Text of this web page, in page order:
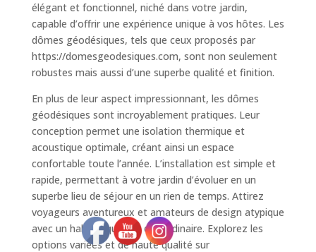
élégant et fonctionnel, niché dans votre jardin,
capable d’offrir une expérience unique à vos hôtes. Les
dômes géodésiques, tels que ceux proposés par
https://domesgeodesiques.com, sont non seulement
robustes mais aussi d’une superbe qualité et finition.
En plus de leur aspect impressionnant, les dômes
géodésiques sont incroyablement pratiques. Leur
conception permet une isolation thermique et
acoustique optimale, créant ainsi un espace
confortable toute l’année. L’installation est simple et
rapide, permettant à votre jardin d’évoluer en un
superbe lieu de séjour en un rien de temps. Attirez
voyageurs aventureux et amateurs de design atypique
avec un habitat qui sort de l’ordinaire. Explorez les
options variées et de haute qualité sur